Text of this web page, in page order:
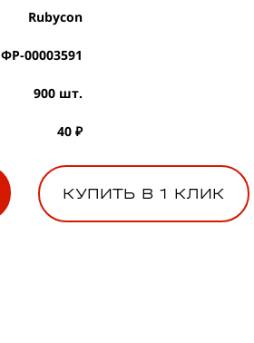
Rubycon
ФР-00003591
900 шт.
40 ₽
КУПИТЬ В 1 КЛИК